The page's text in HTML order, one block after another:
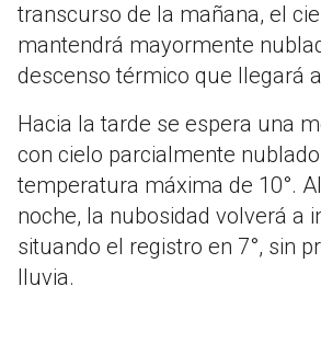
transcurso de la mañana, el
mantendrá mayormente
descenso térmico que llegará
Hacia la tarde se espera una
con cielo parcialmente
temperatura máxima de 10°.
noche, la nubosidad volverá a
situando el registro en 7°, sin
lluvia.